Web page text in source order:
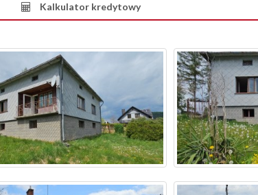
Kalkulator kredytowy